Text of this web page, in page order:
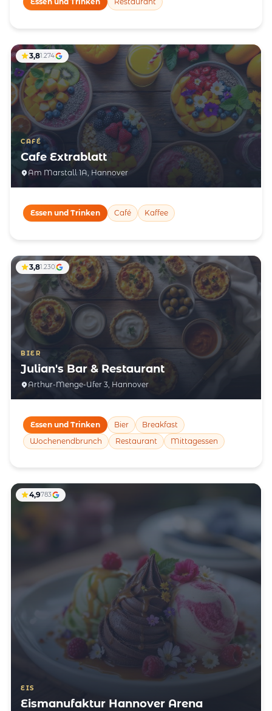
CAFÉ
Cafe Extrablatt
Am Marstall 1A, Hannover
3,81.274
Essen und Trinken Café Kaffee
BIER
Julian's Bar & Restaurant
Arthur-Menge-Ufer 3, Hannover
3,81.230
Essen und Trinken Bier
Breakfast
Wochenendbrunch
Restaurant Mittagessen
EIS
Eismanufaktur Hannover Arena
4,9783